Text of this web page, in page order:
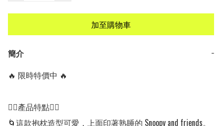
加至購物車
簡介
−
🔥 限時特價中 🔥
👍🏻產品特點👍🏻
🌀這款抱枕造型可愛，上面印著熟睡的 Snoopy and friends。